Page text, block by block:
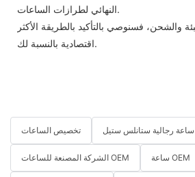
النهائي لطرازات الساعات.
والشحن، فسنوصي بالتأكيد بالطريقة الأكثر
اقتصادية بالنسبة لك.
تخصيص الساعات ساعة رجالية ستانلس ستيل
الشركة المصنعة للساعات OEM ساعة OEM